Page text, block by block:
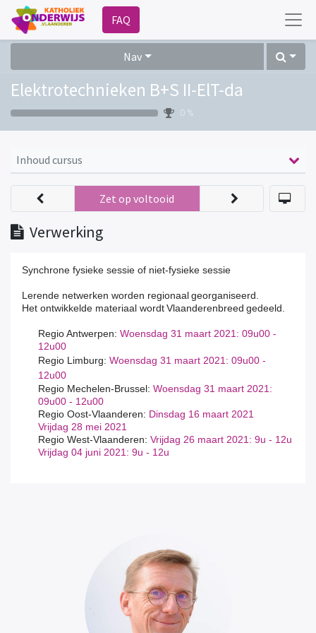
FAQ
Nav
Elektrotechnieken B+S II-ElT-da
0 %
Inhoud cursus
Verwerking
Zet op voltooid
Synchrone fysieke sessie of niet-fysieke sessie
Lerende netwerken worden regionaal georganiseerd.
Het ontwikkelde materiaal wordt Vlaanderenbreed gedeeld.
Regio Antwerpen: Woensdag 31 maart 2021: 09u00 -
12u00
Regio Limburg: Woensdag 31 maart 2021 : 09u00 -
12u00
Regio Mechelen-Brussel: Woensdag 31 maart 2021 :
09u00 - 12u00
Regio Oost-Vlaanderen: Dinsdag 16 maart 2021
Vrijdag 28 mei 2021
Regio West-Vlaanderen: Vrijdag 26 maart 2021: 9u - 12u
Vrijdag 04 juni 2021: 9u - 12u